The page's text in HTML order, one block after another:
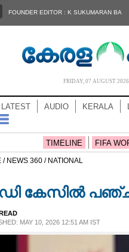
FOUNDER EDITOR : K SUKUMARAN BA
FRIDAY, 07 AUGUST
LATEST AUDIO KERALA
TIMELINE FIFA
/ NEWS 360 / NATIONAL
കേസിൽ
MAY 10, 2026 12:51 AM IST